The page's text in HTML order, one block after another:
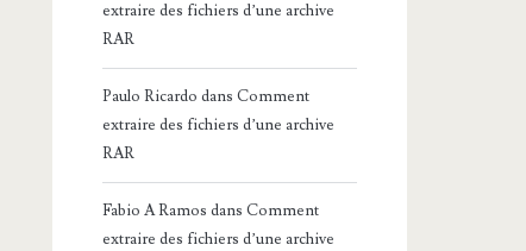
extraire des fichiers d’une archive
RAR
Paulo Ricardo dansComment
extraire des fichiers d’une archive
RAR
Fabio A Ramos dansComment
extraire des fichiers d’une archive